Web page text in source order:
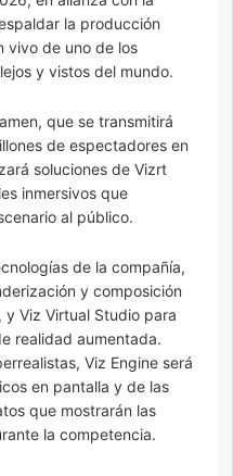
la producción
vivo de uno de los
y vistos del mundo.
que se transmitirá
de espectadores en
soluciones de Vizrt
inmersivos que
al público.
de la compañía,
y composición
Viz Virtual Studio para
realidad aumentada.
Viz Engine será
en pantalla y de las
que mostrarán las
la competencia.